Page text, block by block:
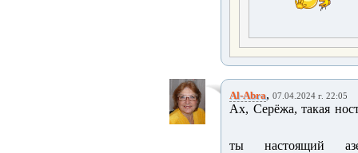
Al-Abra, 07.04.2024 г. 22:05
Ах, Серёжа, такая
ты настоящий